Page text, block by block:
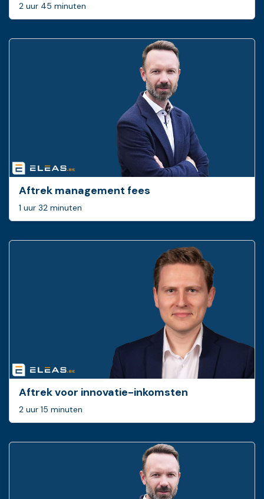
2 uur 45 minuten
Aftrek management fees
1 uur 32 minuten
Aftrek voor innovatie-inkomsten
2 uur 15 minuten